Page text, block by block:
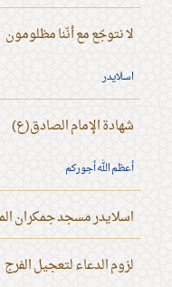
لا نتوجّع مع أنّنا مظلومون
اسلايدر
شهادة الإمام الصادق(ع)
أعظم الله أجوركم
اسلايدر مسجد جمكران
لزوم الدعاء لتعجيل الفرج